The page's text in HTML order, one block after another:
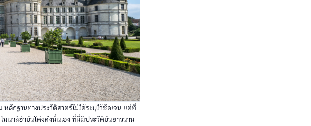
ลักฐานทางประวัติศาตร์ไม่ได้ระบุไว้ชัดเจน แต่ที่
าลิซ่าอันโด่งดังนั่นเอง ที่นี่มีประวัติอันยาวนาน